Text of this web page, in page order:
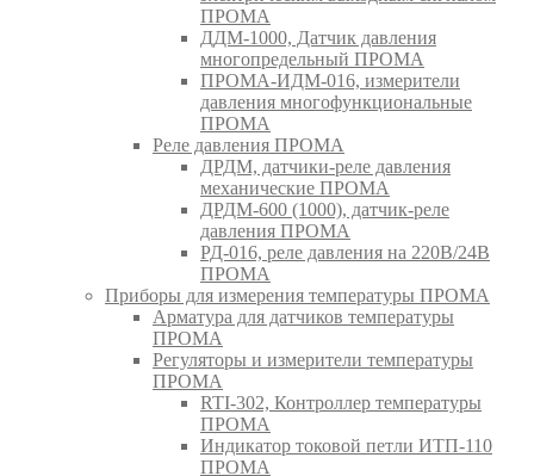
ПРОМА
ДДМ-1000, Датчик давления
многопредельный ПРОМА
ПРОМА-ИДМ-016, измерители
давления многофункциональные
ПРОМА
Реле давления ПРОМА
ДРДМ, датчики-реле давления
механические ПРОМА
ДРДМ-600 (1000), датчик-реле
давления ПРОМА
РД-016, реле давления на 220В/24В
ПРОМА
Приборы для измерения температуры ПРОМА
Арматура для датчиков температуры
ПРОМА
Регуляторы и измерители температуры
ПРОМА
RTI-302, Контроллер температуры
ПРОМА
Индикатор токовой петли ИТП-110
ПРОМА